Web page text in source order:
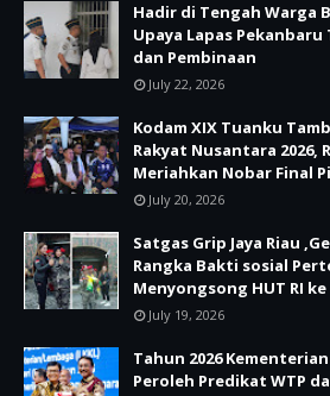
Hadir di Tengah Warga
Upaya Lapas
dan Pembinaan
July 22, 2026
Kodam XIX Tuanku
Rakyat Nusantara 2026,
Meriahkan Nobar Final
July 20, 2026
Satgas Grip Jaya Riau
Rangka Bakti sosial
Menyongsong HUT RI ke
July 19, 2026
Tahun 2026
Peroleh Predikat WTP